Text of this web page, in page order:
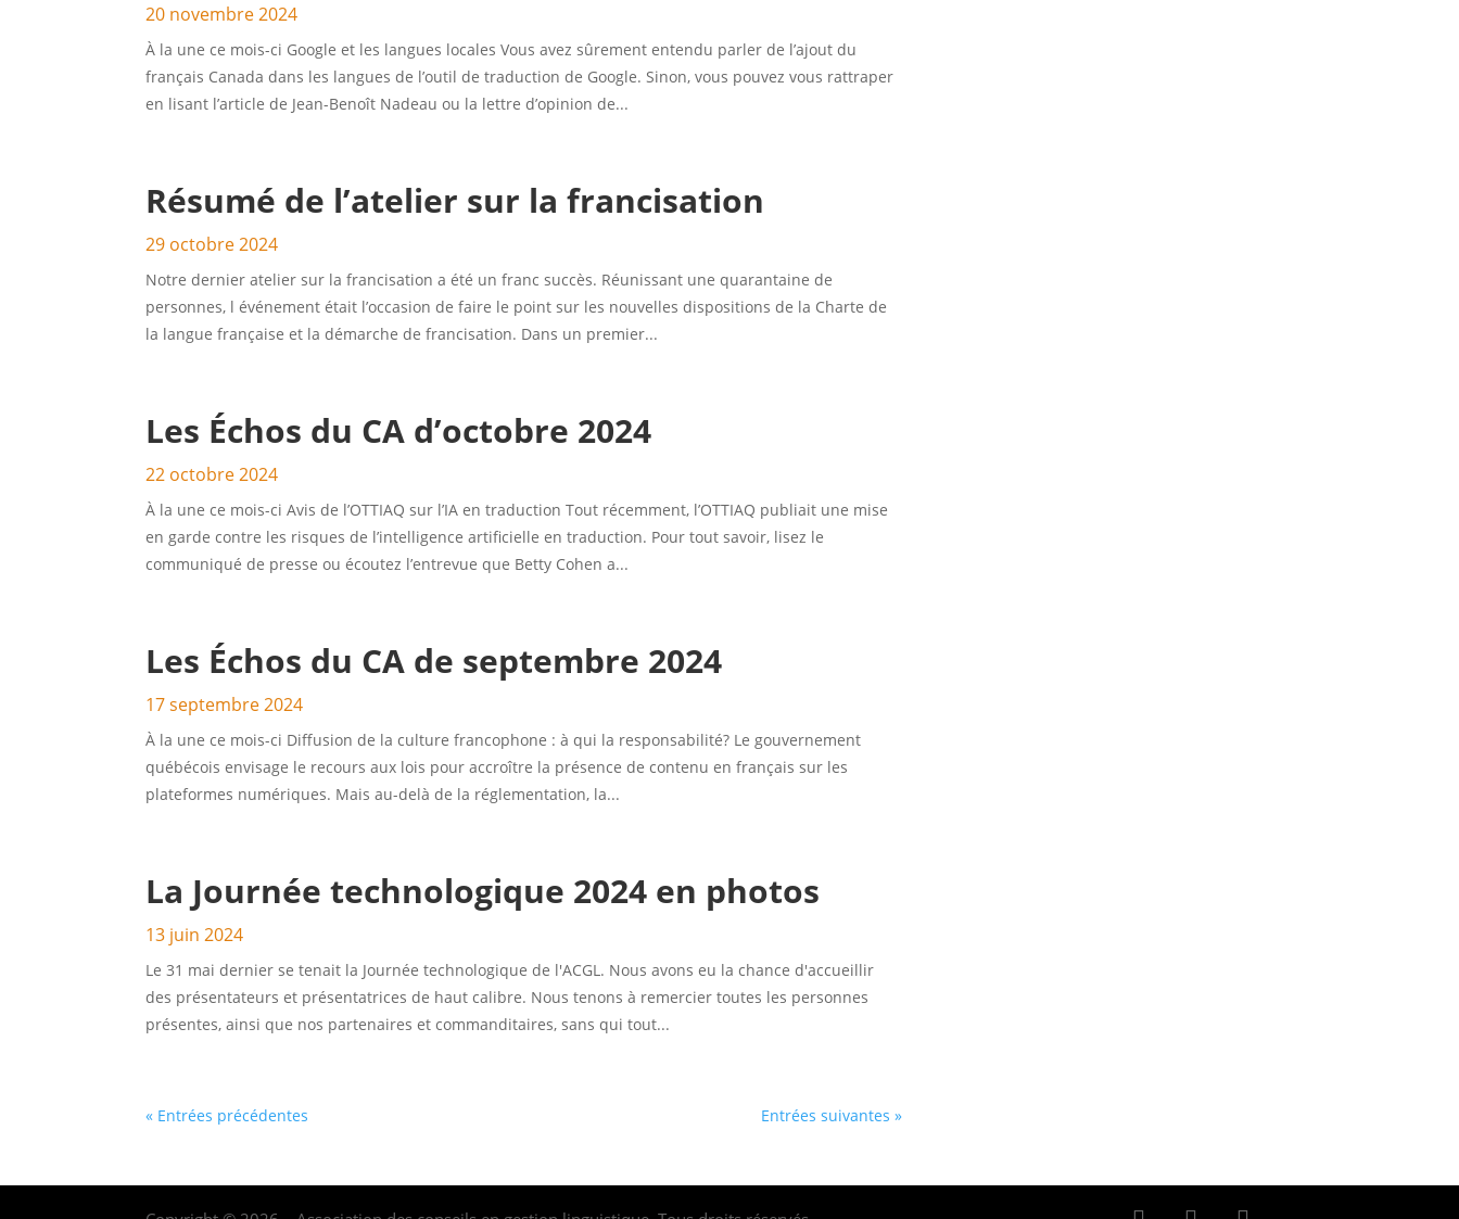
20 novembre 2024
À la une ce mois-ci Google et les langues locales Vous avez sûrement entendu parler de l’ajout du
français Canada dans les langues de l’outil de traduction de Google. Sinon, vous pouvez vous rattraper
en lisant l’article de Jean-Benoît Nadeau ou la lettre d’opinion de...
Résumé de l’atelier sur la francisation
29 octobre 2024
Notre dernier atelier sur la francisation a été un franc succès. Réunissant une quarantaine de
personnes, l événement était l’occasion de faire le point sur les nouvelles dispositions de la Charte de
la langue française et la démarche de francisation. Dans un premier...
Les Échos du CA d’octobre 2024
22 octobre 2024
À la une ce mois-ci Avis de l’OTTIAQ sur l’IA en traduction Tout récemment, l’OTTIAQ publiait une mise
en garde contre les risques de l’intelligence artificielle en traduction. Pour tout savoir, lisez le
communiqué de presse ou écoutez l’entrevue que Betty Cohen a...
Les Échos du CA de septembre 2024
17 septembre 2024
À la une ce mois-ci Diffusion de la culture francophone : à qui la responsabilité? Le gouvernement
québécois envisage le recours aux lois pour accroître la présence de contenu en français sur les
plateformes numériques. Mais au-delà de la réglementation, la...
La Journée technologique 2024 en photos
13 juin 2024
Le 31 mai dernier se tenait la Journée technologique de l'ACGL. Nous avons eu la chance d'accueillir
des présentateurs et présentatrices de haut calibre. Nous tenons à remercier toutes les personnes
présentes, ainsi que nos partenaires et commanditaires, sans qui tout...
« Entrées précédentes Entrées suivantes »